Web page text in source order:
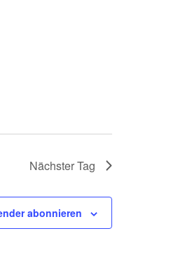
Nächster Tag
abonnieren